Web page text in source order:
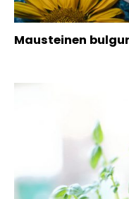
Mausteinen